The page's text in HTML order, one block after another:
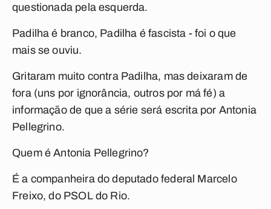
questionada pela esquerda.
Padilha é branco, Padilha é fascista - foi o que
mais se ouviu.
Gritaram muito contra Padilha, mas deixaram de
fora (uns por ignorância, outros por má fé) a
informação de que a série será escrita por Antonia
Pellegrino.
Quem é Antonia Pellegrino?
É a companheira do deputado federal Marcelo
Freixo, do PSOL do Rio.